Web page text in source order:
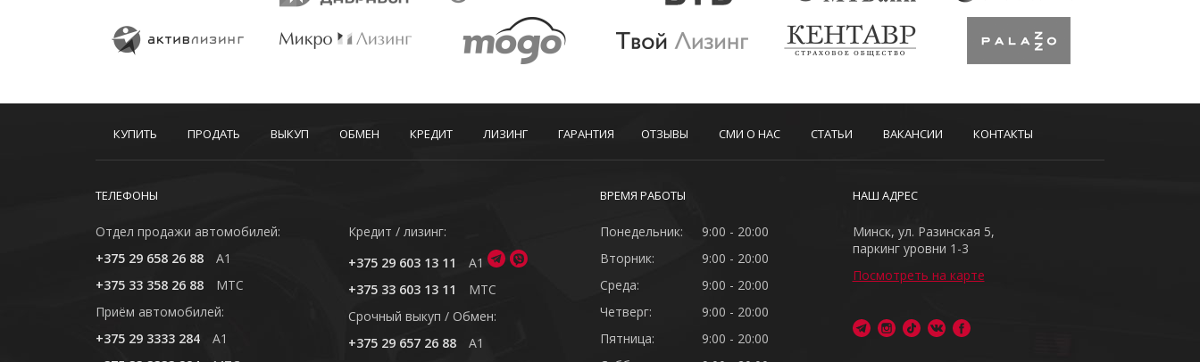
КУПИТЬ ПРОДАТЬ ВЫКУП ОБМЕН КРЕДИТ ЛИЗИНГ ГАРАНТИЯ ОТЗЫВЫ СМИ О НАС СТАТЬИ ВАКАНСИИ КОНТАКТЫ
ТЕЛЕФОНЫ
Отдел продажи автомобилей:
+375 29 658 26 88
A1
+375 33 358 26 88
MTC
Приём автомобилей:
+375 29 3333 284
A1
Кредит / лизинг:
+375 29 603 13 11
A1
+375 33 603 13 11
MTC
Cрочный выкуп / Обмен:
+375 29 657 26 88
A1
ВРЕМЯ РАБОТЫ
Понедельник:
9:00 - 20:00
Вторник:
9:00 - 20:00
Среда:
9:00 - 20:00
Четверг:
9:00 - 20:00
Пятница:
9:00 - 20:00
НАШ АДРЕС
Минск, ул. Разинская 5,
паркинг уровни 1-3
Посмотреть на карте